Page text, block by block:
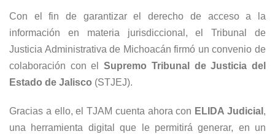
Con el fin de garantizar el derecho de acceso a la
información en materia jurisdiccional, el Tribunal de
Justicia Administrativa de Michoacán firmó un convenio de
colaboración con elSupremo Tribunal de Justicia del
Estado de Jalisco (STJEJ).
Gracias a ello, el TJAM cuenta ahora con ELIDA Judicial ,
una herramienta digital que le permitirá generar, en un